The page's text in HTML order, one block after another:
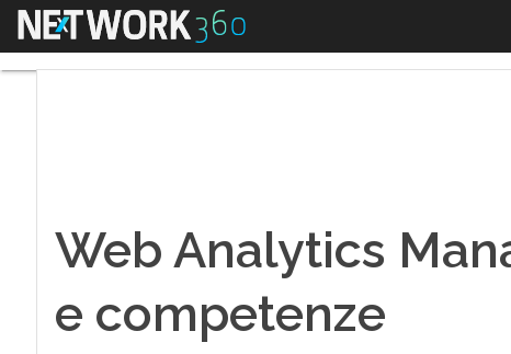
Menu
Web Analytics
e competenze